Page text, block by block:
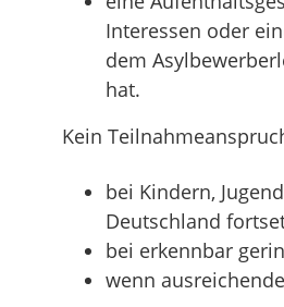
Interessen oder
dem
hat.
Kein
bei Kindern,
Deutschland
bei erkennbar
wenn